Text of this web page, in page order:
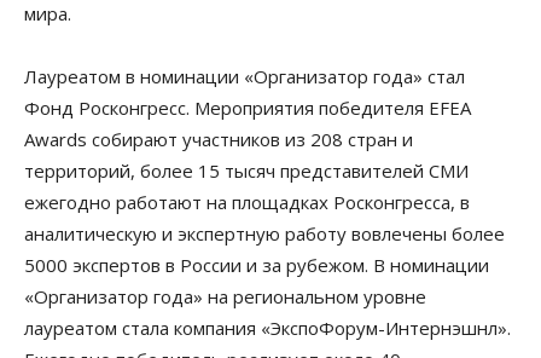
мира.
Лауреатом в номинации «Организатор года» стал
Фонд Росконгресс. Мероприятия победителя EFEA
Awards собирают участников из 208 стран и
территорий, более 15 тысяч представителей СМИ
ежегодно работают на площадках Росконгресса, в
аналитическую и экспертную работу вовлечены более
5000 экспертов в России и за рубежом. В номинации
«Организатор года» на региональном уровне
лауреатом стала компания «ЭкспоФорум-Интернэшнл».